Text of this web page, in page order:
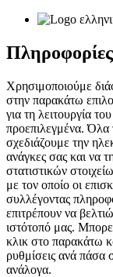
Χρησιμοποιούμε
στην παρακάτω
για τη λειτουργία
προεπιλεγμένα. Όλα
σχεδιάζουμε την
ανάγκες σας και να
στατιστικών
με τον οποίο οι
συλλέγοντας
επιτρέπουν να
ιστότοπό μας.
κλικ στο παρακάτω
ρυθμίσεις ανά πάσα
ανάλογα.